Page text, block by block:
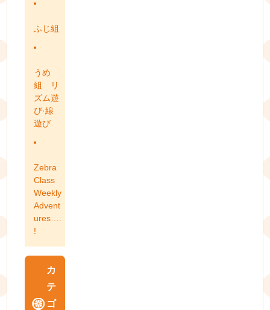
ふじ組
うめ
組 リ
ズム遊
び·線
遊び
Zebra
Class
Weekly
Advent
ures….
!
カ
テ
ゴ